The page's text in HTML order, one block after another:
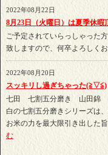
2022年08月22日
8月23日（火曜日）は夏季休暇
ご予定されていらっしゃった
致しますので、何卒よろしく
2022年08月20日
スッキリし過ぎちゃった(≧▽≦)
七田 七割五分磨き 山田錦
白の七割五分磨きシリーズは
お米の力を最大限引き出した
む